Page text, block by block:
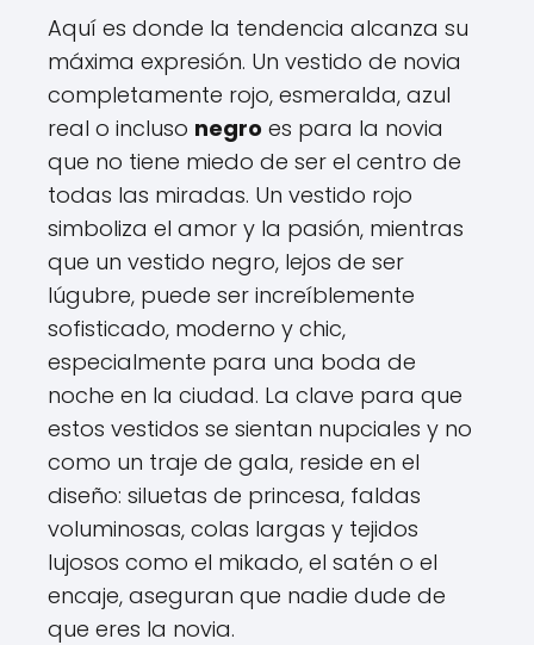
Aquí es donde la tendencia alcanza su
máxima expresión. Un vestido de novia
completamente rojo, esmeralda, azul
real o incluso negro es para la novia
que no tiene miedo de ser el centro de
todas las miradas. Un vestido rojo
simboliza el amor y la pasión, mientras
que un vestido negro, lejos de ser
lúgubre, puede ser increíblemente
sofisticado, moderno y chic,
especialmente para una boda de
noche en la ciudad. La clave para que
estos vestidos se sientan nupciales y no
como un traje de gala, reside en el
diseño: siluetas de princesa, faldas
voluminosas, colas largas y tejidos
lujosos como el mikado, el satén o el
encaje, aseguran que nadie dude de
que eres la novia.